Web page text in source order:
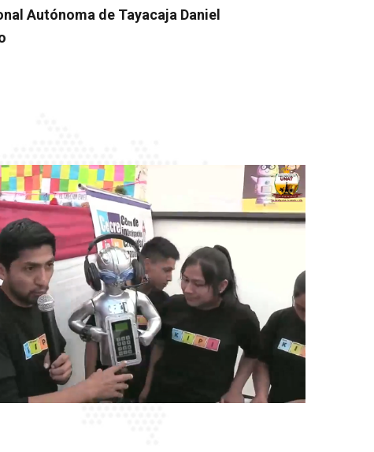
Autónoma de Tayacaja Daniel